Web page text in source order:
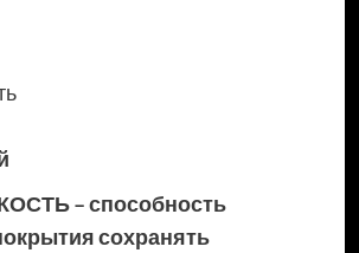
– способность
сохранять